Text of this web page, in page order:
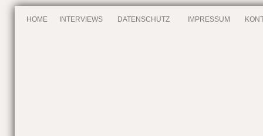
HOME INTERVIEWS DATENSCHUTZ IMPRESSUM